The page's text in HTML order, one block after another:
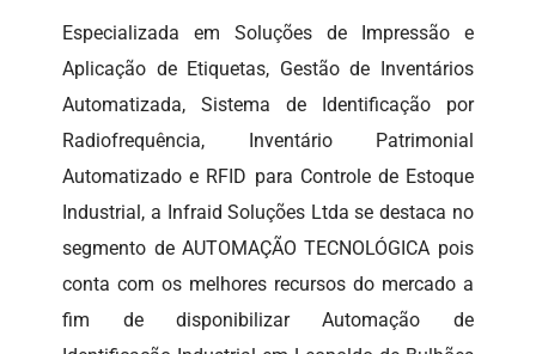
Especializada em Soluções de Impressão e
Aplicação de Etiquetas, Gestão de Inventários
Automatizada, Sistema de Identificação por
Radiofrequência, Inventário Patrimonial
Automatizado e RFID para Controle de Estoque
Industrial, a Infraid Soluções Ltda se destaca no
segmento de AUTOMAÇÃO TECNOLÓGICA pois
conta com os melhores recursos do mercado a
fim de disponibilizar Automação de